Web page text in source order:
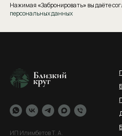
Нажимая «Забронировать» вы даёте
персональных данных
ИП Илимбетов Т. А.